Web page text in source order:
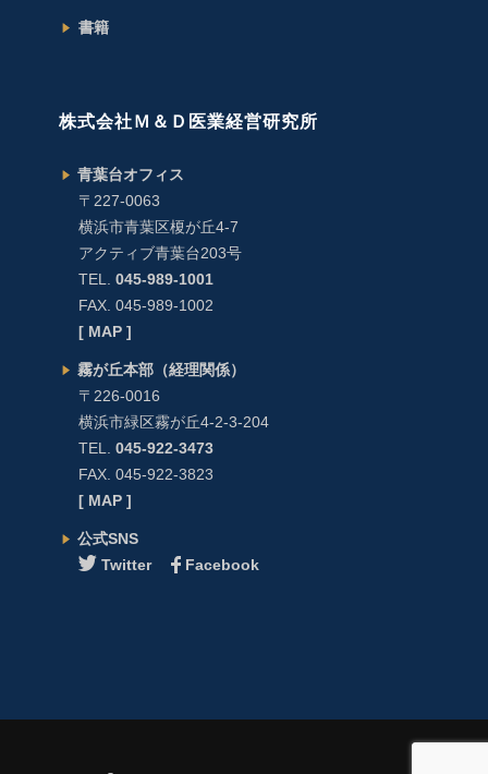
書籍
株式会社Ｍ＆Ｄ医業経営研究所
青葉台オフィス
〒227-0063
横浜市青葉区榎が丘4-7
アクティブ青葉台203号
TEL. 045-989-1001
FAX. 045-989-1002
[ MAP ]
霧が丘本部（経理関係）
〒226-0016
横浜市緑区霧が丘4-2-3-204
TEL. 045-922-3473
FAX. 045-922-3823
[ MAP ]
公式SNS
Twitter
Facebook